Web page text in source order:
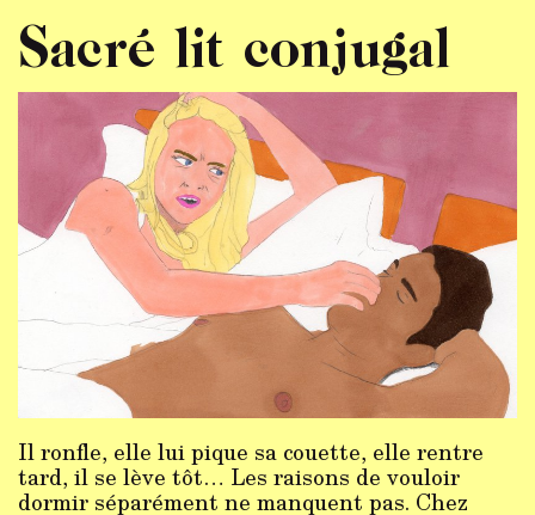
Sacré lit conjugal
Il ronfle, elle lui pique sa couette, elle rentre
tard, il se lève tôt… Les raisons de vouloir
dormir séparément ne manquent pas. Chez